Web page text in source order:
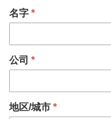
名字 *
公司 *
地区/城市 *